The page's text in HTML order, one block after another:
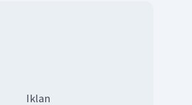
Iklan